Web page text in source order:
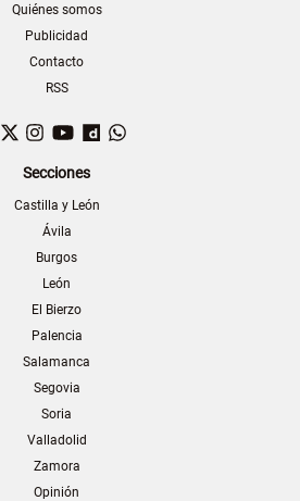
Quiénes somos
Publicidad
Contacto
RSS
Facebook
TwitterInstagram
YouTubeDailymotion
Secciones
Castilla y León
Ávila
Burgos
León
El Bierzo
Palencia
Salamanca
Segovia
Soria
Valladolid
Zamora
Opinión